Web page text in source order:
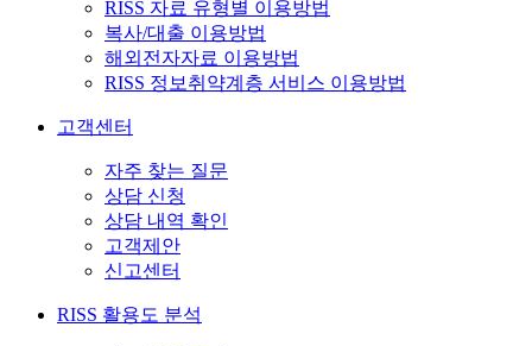
RISS 자료 유형별 이용방법
복사/대출 이용방법
해외전자자료 이용방법
RISS 정보취약계층 서비스 이용방법
고객센터
자주 찾는 질문
상담 신청
상담 내역 확인
고객제안
신고센터
RISS 활용도 분석